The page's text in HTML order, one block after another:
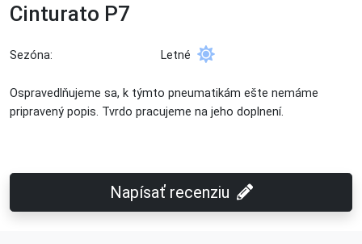
Cinturato P7
Sezóna: Letné
Ospravedlňujeme sa, k týmto pneumatikám ešte nemáme
pripravený popis. Tvrdo pracujeme na jeho doplnení.
Napísať recenziu